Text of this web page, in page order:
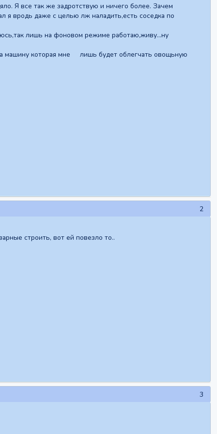
Я все так же задротствую и ничего более. Зачем
я вродь даже с целью лж наладить,есть соседка по
лишь на фоновом режиме работаю,живу...ну
машину которая мне лишь будет облегчать овощьную
2
строить, вот ей повезло то..
3